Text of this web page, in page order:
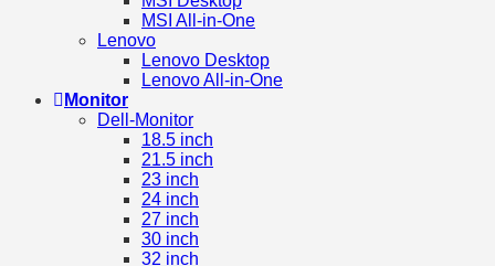
MSI All-in-One
Lenovo
Lenovo Desktop
Lenovo All-in-One
Monitor
Dell-Monitor
18.5 inch
21.5 inch
23 inch
24 inch
27 inch
30 inch
32 inch